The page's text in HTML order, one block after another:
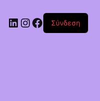
Linkedin
Instagram
Facebook
Σύνδεση